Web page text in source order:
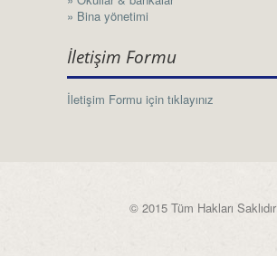
» Bina yönetimi
İletişim Formu
İletişim Formu için tıklayınız
© 2015 Tüm Hakları Saklıdır